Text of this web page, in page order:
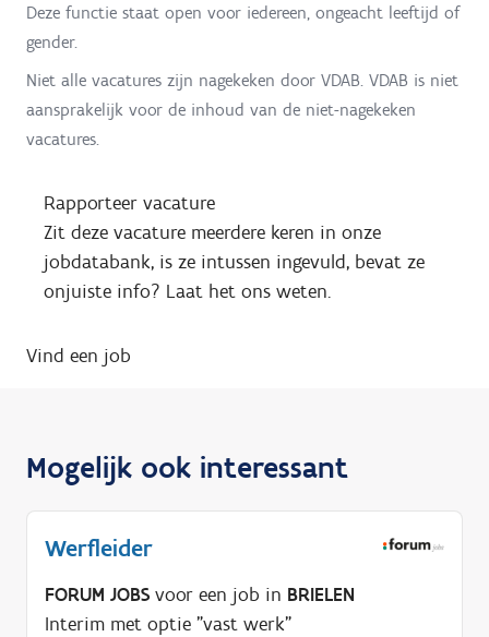
Deze functie staat open voor iedereen, ongeacht leeftijd of
gender.
Niet alle vacatures zijn nagekeken door VDAB. VDAB is niet
aansprakelijk voor de inhoud van de niet-nagekeken
vacatures.
Rapporteer vacature
Zit deze vacature meerdere keren in onze
jobdatabank, is ze intussen ingevuld, bevat ze
onjuiste info? Laat het ons weten.
Vind een job
Mogelijk ook interessant
Werfleider
FORUM JOBS voor een job in BRIELEN
Interim met optie "vast werk"